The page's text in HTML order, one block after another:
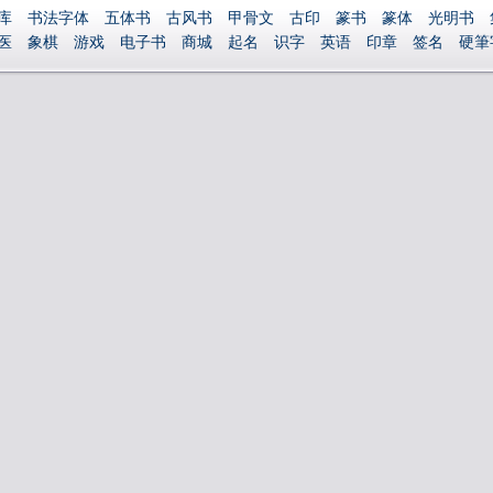
书法字体 五体书 古风书 甲骨文 古印 篆书 篆体 光明书
象棋 游戏 电子书 商城 起名 识字 英语 印章 签名 硬筆